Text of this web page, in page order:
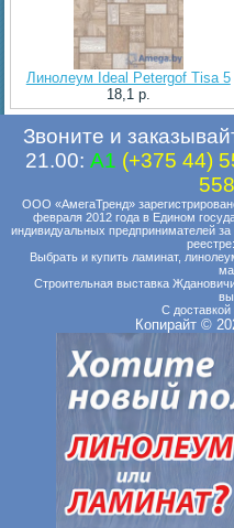
Линолеум Ideal Petergof Tisa 5
18,1 p.
Звоните и
21.00: A1 (+375 44)
ООО «АмегаТренд»
февраля 2012 года в Едином
индивидуальных предпринимателей
Выбрать и купить ламинат,
Строительная выставка
С доставкой
Копирайт ©